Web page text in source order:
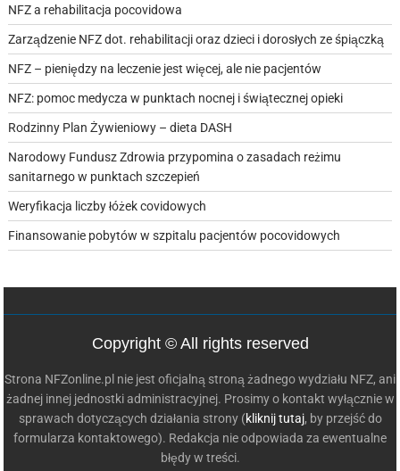
NFZ a rehabilitacja pocovidowa
Zarządzenie NFZ dot. rehabilitacji oraz dzieci i dorosłych ze śpiączką
NFZ – pieniędzy na leczenie jest więcej, ale nie pacjentów
NFZ: pomoc medycza w punktach nocnej i świątecznej opieki
Rodzinny Plan Żywieniowy – dieta DASH
Narodowy Fundusz Zdrowia przypomina o zasadach reżimu
sanitarnego w punktach szczepień
Weryfikacja liczby łóżek covidowych
Finansowanie pobytów w szpitalu pacjentów pocovidowych
Copyright © All rights reserved
Strona NFZonline.pl nie jest oficjalną stroną żadnego wydziału NFZ, ani
żadnej innej jednostki administracyjnej. Prosimy o kontakt wyłącznie w
sprawach dotyczących działania strony (kliknij tutaj, by przejść do
formularza kontaktowego). Redakcja nie odpowiada za ewentualne
błędy w treści.